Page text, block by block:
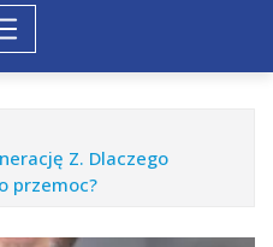
Z. Dlaczego
przemoc?